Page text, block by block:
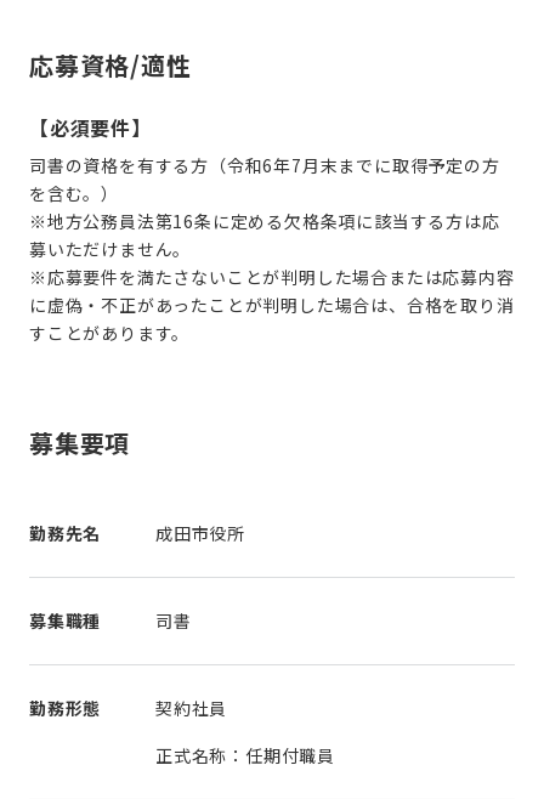
応募資格/適性
【必須要件】
司書の資格を有する方（令和6年7月末までに取得予定の方
を含む。）
※地方公務員法第16条に定める欠格条項に該当する方は応
募いただけません。
※応募要件を満たさないことが判明した場合または応募内容
に虚偽・不正があったことが判明した場合は、合格を取り消
すことがあります。
募集要項
勤務先名 成田市役所
募集職種 司書
勤務形態
契約社員
正式名称：任期付職員